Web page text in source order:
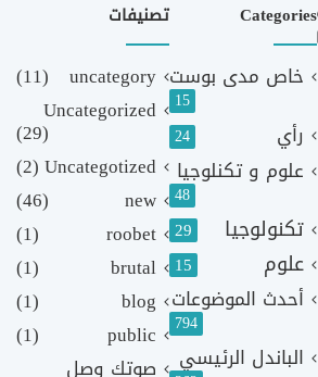
Categories
خاص مدى بوست
15
رأي 24
علوم و تكنلوجيا
48
تكنولوجيا 29
علوم 15
أحدث الموضوعات
794
الباندل الرئيسي
تصنيفات
uncategory
(11)
Uncategorized
(29)
Uncategotized
(2)
new
(46)
roobet
(1)
brutal
(1)
blog
(1)
public
(1)
صوتك وصل